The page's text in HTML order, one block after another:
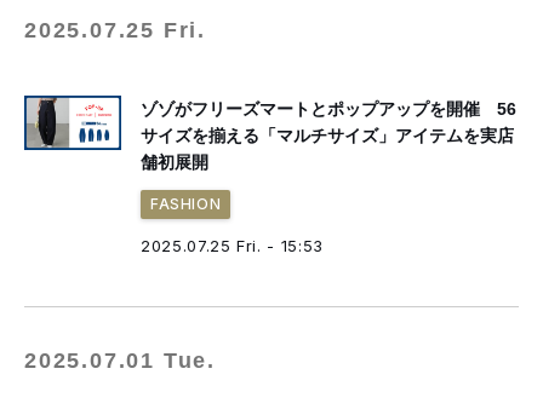
2025.07.25 Fri.
ゾゾがフリーズマートとポップアップを開催 56
サイズを揃える「マルチサイズ」アイテムを実店
舗初展開
FASHION
2025.07.25 Fri. - 15:53
2025.07.01 Tue.